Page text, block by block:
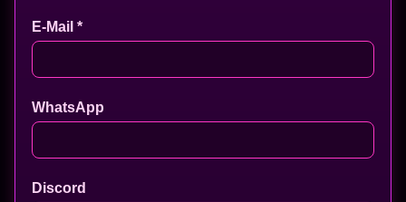
E-Mail *
WhatsApp
Discord